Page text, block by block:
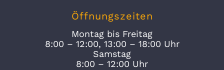
Öffnungszeiten
Montag bis Freitag
8:00 – 12:00, 13:00 – 18:00 Uhr
Samstag
8:00 – 12:00 Uhr